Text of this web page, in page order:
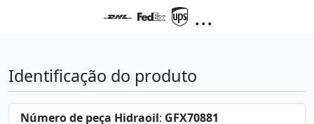
...
Identificação do produto
Número de peça Hidraoil: GFX70881